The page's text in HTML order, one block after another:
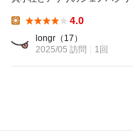
4.0
longr （17）
2025/05 訪問
1回